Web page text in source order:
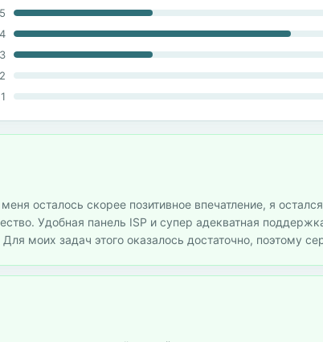
5
4
3
2
1
осталось скорее позитивное впечатление, я
Удобная панель ISP и супер адекватная
моих задач этого оказалось достаточно, поэтому